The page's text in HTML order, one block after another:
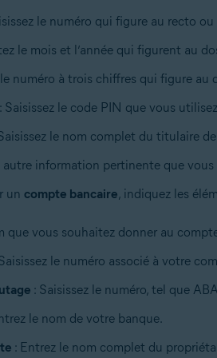
le numéro qui figure au recto
le mois et l’année qui figurent au
le numéro à trois chiffres qui figure au
: Saisissez le code PIN que vous
le nom complet du titulaire
information pertinente que vous
un compte bancaire, indiquez les
que vous souhaitez donner au
le numéro associé à votre
: Saisissez le numéro, tel que
le nom de votre banque.
: Entrez le nom complet du